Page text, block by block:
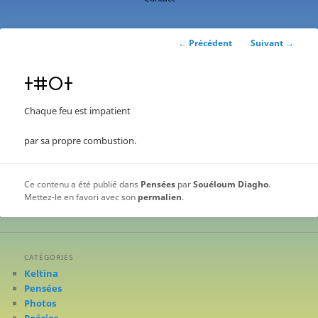
Navigation
← Précédent Suivant →
ⵜⵌⵔⵜ
Chaque feu est impatient
par sa propre combustion.
Ce contenu a été publié dans Pensées parSouéloum Diagho.
Mettez-le en favori avec son permalien.
CATÉGORIES
Keltina
Pensées
Photos